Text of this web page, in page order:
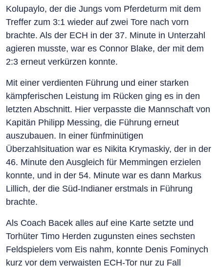
Kolupaylo, der die Jungs vom Pferdeturm mit dem
Treffer zum 3:1 wieder auf zwei Tore nach vorn
brachte. Als der ECH in der 37. Minute in Unterzahl
agieren musste, war es Connor Blake, der mit dem
2:3 erneut verkürzen konnte.
Mit einer verdienten Führung und einer starken
kämpferischen Leistung im Rücken ging es in den
letzten Abschnitt. Hier verpasste die Mannschaft von
Kapitän Philipp Messing, die Führung erneut
auszubauen. In einer fünfminütigen
Überzahlsituation war es Nikita Krymaskiy, der in der
46. Minute den Ausgleich für Memmingen erzielen
konnte, und in der 54. Minute war es dann Markus
Lillich, der die Süd-Indianer erstmals in Führung
brachte.
Als Coach Bacek alles auf eine Karte setzte und
Torhüter Timo Herden zugunsten eines sechsten
Feldspielers vom Eis nahm, konnte Denis Fominych
kurz vor dem verwaisten ECH-Tor nur zu Fall